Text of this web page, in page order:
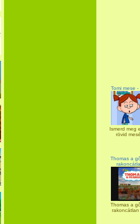
Tomi mese
Ismerd meg
rövid
Thomas a
Thomas a
rakoncátlan